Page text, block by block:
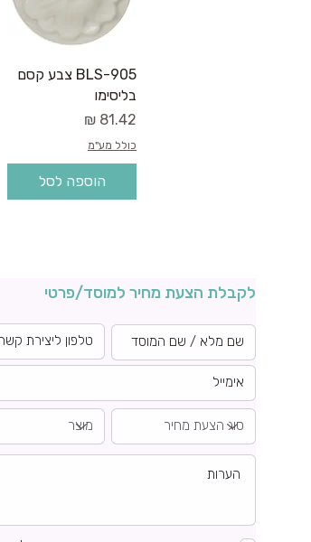
תצוגה מהירה
BLS-905 צבע קסם
בליסימו
מחיר
כולל מע"מ
הוספה לסל
לקבלת הצעת מחיר למוסד/פרטי